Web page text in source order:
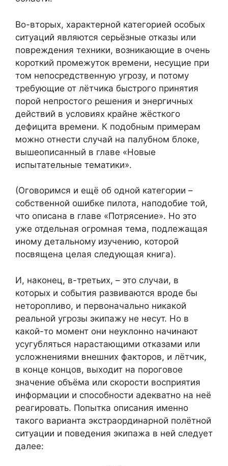
Во-вторых, характерной категорией особых
ситуаций являются серьёзные отказы или
повреждения техники, возникающие в очень
короткий промежуток времени, несущие при
том непосредственную угрозу, и потому
требующие от лётчика быстрого принятия
порой непростого решения и энергичных
действий в условиях крайне жёсткого
дефицита времени. К подобным примерам
можно отнести случай на палубном блоке,
вышеописанный в главе «Новые
испытательные тематики».
(Оговоримся и ещё об одной категории –
собственной ошибке пилота, наподобие той,
что описана в главе «Потрясение». Но это
уже отдельная огромная тема, подлежащая
иному детальному изучению, которой
посвящена целая следующая книга).
И, наконец, в-третьих, – это случаи, в
которых и события развиваются вроде бы
неторопливо, и первоначально никакой
реальной угрозы экипажу не несут. Но в
какой-то момент они неуклонно начинают
усугубляться нарастающими отказами или
усложнениями внешних факторов, и лётчик,
в конце концов, выходит на пороговое
значение объёма или скорости восприятия
информации и способности адекватно на неё
реагировать. Попытка описания именно
такого варианта экстраординарной полётной
ситуации и поведения экипажа в ней следует
далее: